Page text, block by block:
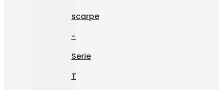
scarpe
-
Serie
T